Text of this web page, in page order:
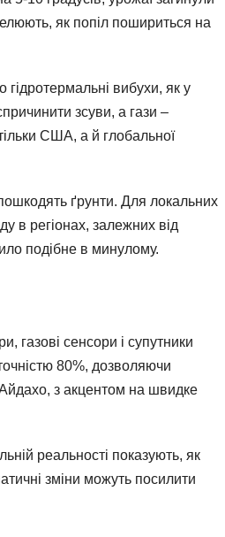
як попіл пошириться на
гідротермальні вибухи, як у
зсуви, а гази –
США, а й глобальної
ґрунти. Для локальних
в регіонах, залежних від
подібне в минулому.
газові сенсори і супутники
80%, дозволяючи
з акцентом на швидке
реальності показують, як
зміни можуть посилити